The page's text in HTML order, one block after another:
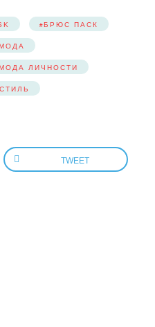
БРЮС ПАСК
ЛИЧНОСТИ
TWEET